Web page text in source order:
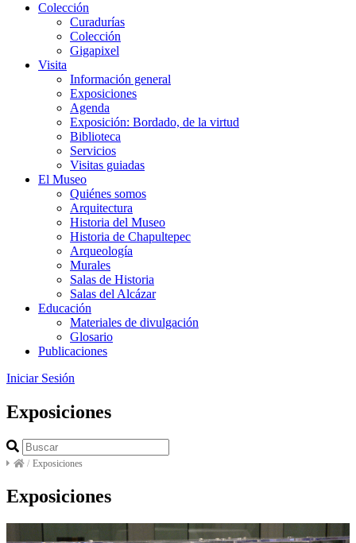
Colección
Curadurías
Colección
Gigapixel
Visita
Información general
Exposiciones
Agenda
Exposición: Bordado, de la virtud
Biblioteca
Servicios
Visitas guiadas
El Museo
Quiénes somos
Arquitectura
Historia del Museo
Historia de Chapultepec
Arqueología
Murales
Salas de Historia
Salas del Alcázar
Educación
Materiales de divulgación
Glosario
Publicaciones
Iniciar Sesión
Exposiciones
/ Exposiciones
Exposiciones